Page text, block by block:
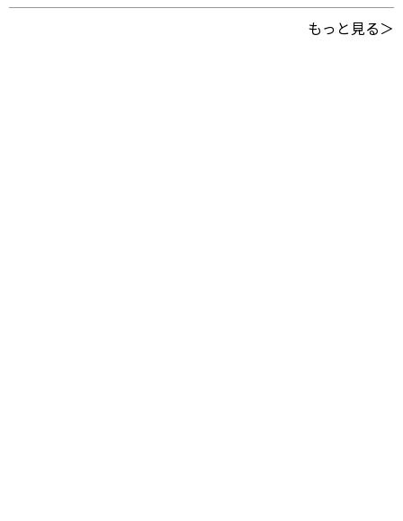
もっと見る＞